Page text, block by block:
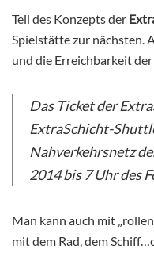
Teil des Konzepts der
Spielstätte zur nächsten.
und die Erreichbarkeit
Das Ticket der
ExtraSchicht-
Nahverkehrsnetz
2014 bis 7 Uhr des
Man kann auch mit
mit dem Rad, dem